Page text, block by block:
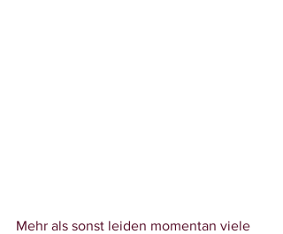
Mehr als sonst leiden momentan viele